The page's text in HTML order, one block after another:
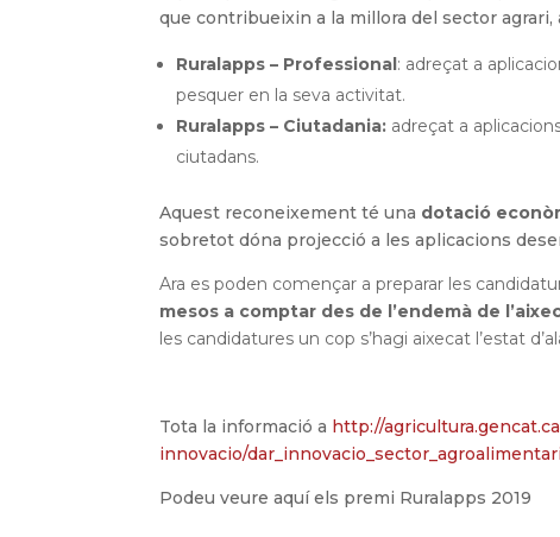
que contribueixin a la millora del sector
Ruralapps – Professional: adreçat a
pesquer en la seva activitat.
Ruralapps – Ciutadania: adreçat a
ciutadans.
Aquest reconeixement té una dotació
sobretot dóna projecció a les aplicacions
Ara es poden començar a preparar les
mesos a comptar des de l’endemà de
les candidatures un cop s’hagi aixecat l’estat
Tota la informació a http://
innovacio/
Podeu veure aquí els premi Ruralapps 2019